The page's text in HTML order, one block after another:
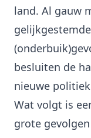
land. Al gauw
besluiten de
nieuwe
Wat volgt is
grote